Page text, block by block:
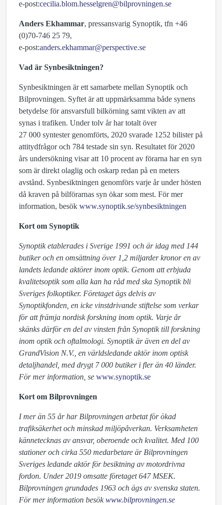
e-post:cecilia.blom.hesselgren@bilprovningen.se
Anders Ekhammar, pressansvarig Synoptik, tfn +46
(0)70-746 25 79,
e-post:anders.ekhammar@perspective.se
Vad är Synbesiktningen?
Synbesiktningen är ett samarbete mellan Synoptik och
Bilprovningen. Syftet är att uppmärksamma både synens
betydelse för ansvarsfull bilkörning samt vikten av att
synas i trafiken. Under tolv år har totalt över
27 000 syntester genomförts, 2020 svarade 1252 bilister på
attitydfrågor och 784 testade sin syn. Resultatet för 2020
års undersökning visar att 10 procent av förarna har en syn
som är direkt olaglig och oskarp redan på en meters
avstånd. Synbesiktningen genomförs varje år under hösten
då kraven på bilförarnas syn ökar som mest. För mer
information, besök www.synoptik.se/synbesiktningen
Kort om Synoptik
Synoptik etablerades i Sverige 1991 och är idag med 144
butiker och en omsättning över 1,2 miljarder kronor en av
landets ledande aktörer inom optik. Genom att erbjuda
kvalitetsoptik som alla kan ha råd med ska Synoptik bli
Sveriges folkoptiker. Företaget ägs delvis av
Synoptikfonden, en icke vinstdrivande stiftelse som verkar
för att främja nordisk forskning inom optik. Varje år
skänks därför en del av vinsten från Synoptik till forskning
inom optik och oftalmologi. Synoptik är även en del av
GrandVision N.V., en världsledande aktör inom optisk
detaljhandel, med drygt 7 000 butiker i fler än 40 länder.
För mer information, se www.synoptik.se
Kort om Bilprovningen
I mer än 55 år har Bilprovningen arbetat för ökad
trafiksäkerhet och minskad miljöpåverkan. Verksamheten
kännetecknas av ansvar, oberoende och kvalitet. Med 100
stationer och cirka 550 medarbetare är Bilprovningen
Sveriges ledande aktör för besiktning av motordrivna
fordon. Under 2019 omsatte företaget 647 MSEK.
Bilprovningen grundades 1963 och ägs av svenska staten.
För mer information besökwww.bilprovningen.se